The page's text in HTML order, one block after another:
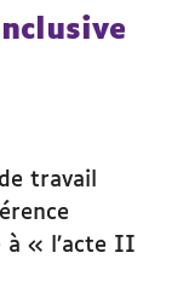
travail
à « l’acte II